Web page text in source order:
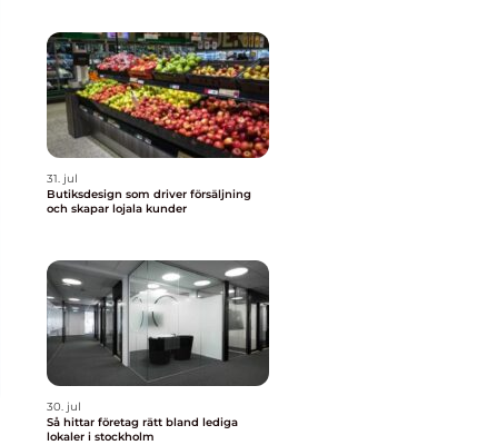
31. jul
Butiksdesign som driver försäljning
och skapar lojala kunder
30. jul
Så hittar företag rätt bland lediga
lokaler i stockholm